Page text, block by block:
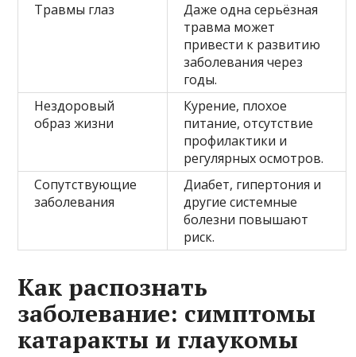
Травмы глаз
Даже одна серьёзная
травма может
привести к развитию
заболевания через
годы.
Нездоровый
образ жизни
Курение, плохое
питание, отсутствие
профилактики и
регулярных осмотров.
Сопутствующие
заболевания
Диабет, гипертония и
другие системные
болезни повышают
риск.
Как распознать
заболевание: симптомы
катаракты и глаукомы